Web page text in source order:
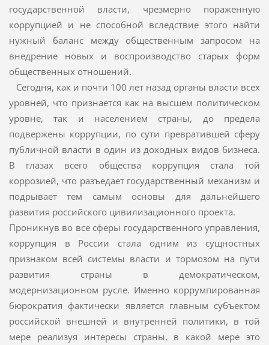
государственной власти, чрезмерно пораженную
коррупцией и не способной вследствие этого найти
нужный баланс между общественным запросом на
внедрение новых и воспроизводство старых форм
общественных отношений.
Сегодня, как и почти 100 лет назад органы власти всех
уровней, что признается как на высшем политическом
уровне, так и населением страны, до предела
подвержены коррупции, по сути превратившей сферу
публичной власти в один из доходных видов бизнеса.
В глазах всего общества коррупция стала той
коррозией, что разъедает государственный механизм и
подрывает тем самым основы для дальнейшего
развития российского цивилизационного проекта.
Проникнув во все сферы государственного управления,
коррупция в России стала одним из сущностных
признаком всей системы власти и тормозом на пути
развития страны в демократическом,
модернизационном русле. Именно коррумпированная
бюрократия фактически является главным субъектом
российской внешней и внутренней политики, в той
мере реализуя интересы страны, в какой мере это